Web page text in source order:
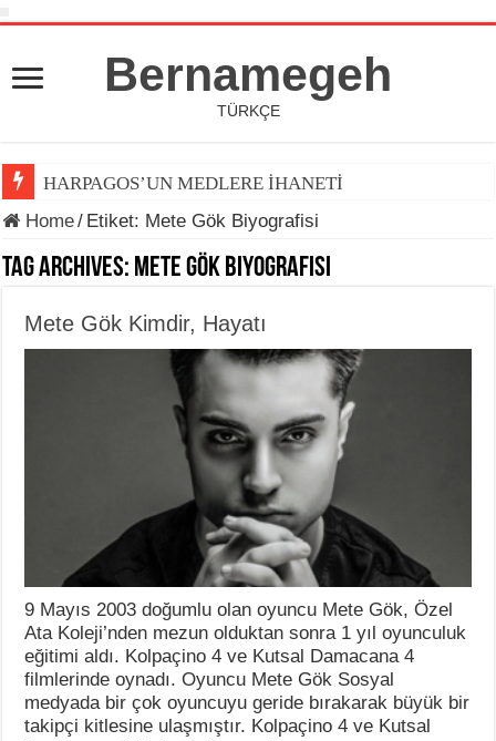
Bernamegeh
TÜRKÇE
HARPAGOS’UN MEDLERE İHANETİ
Home/ Etiket: Mete Gök Biyografisi
Tag Archives: Mete Gök Biyografisi
Mete Gök Kimdir, Hayatı
9 Mayıs 2003 doğumlu olan oyuncu Mete Gök, Özel
Ata Koleji’nden mezun olduktan sonra 1 yıl oyunculuk
eğitimi aldı. Kolpaçino 4 ve Kutsal Damacana 4
filmlerinde oynadı. Oyuncu Mete Gök Sosyal
medyada bir çok oyuncuyu geride bırakarak büyük bir
takipçi kitlesine ulaşmıştır. Kolpaçino 4 ve Kutsal